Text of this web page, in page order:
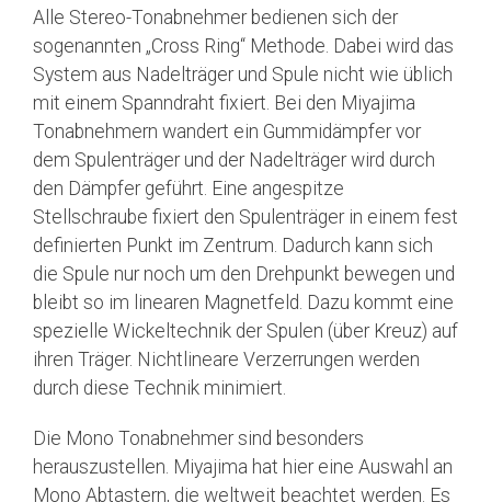
Alle Stereo-Tonabnehmer bedienen sich der
sogenannten „Cross Ring“ Methode. Dabei wird das
System aus Nadelträger und Spule nicht wie üblich
mit einem Spanndraht fixiert. Bei den Miyajima
Tonabnehmern wandert ein Gummidämpfer vor
dem Spulenträger und der Nadelträger wird durch
den Dämpfer geführt. Eine angespitze
Stellschraube fixiert den Spulenträger in einem fest
definierten Punkt im Zentrum. Dadurch kann sich
die Spule nur noch um den Drehpunkt bewegen und
bleibt so im linearen Magnetfeld. Dazu kommt eine
spezielle Wickeltechnik der Spulen (über Kreuz) auf
ihren Träger. Nichtlineare Verzerrungen werden
durch diese Technik minimiert.
Die Mono Tonabnehmer sind besonders
herauszustellen. Miyajima hat hier eine Auswahl an
Mono Abtastern, die weltweit beachtet werden. Es